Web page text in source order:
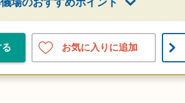
場のおすすめポイント
お気に入りに追加